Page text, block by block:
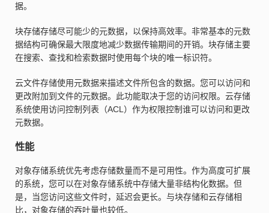
据。
块存储存储尽可能少的元数据，以保持高效率。非常基本的元数
据结构可确保最大限度地减少数据传输期间的开销。块存储主要
在搜索、查找和检索数据时使用每个块的唯一标识符。
云文件存储使用元数据来描述文件所包含的数据。您可以访问和
更改附加到文件的元数据。此功能取决于您的访问权限。云存储
系统使用访问控制列表（ACL）作为权限控制谁可以访问和更改
元数据。
性能
对象存储系统优先考虑存储数量而不是可用性。作为高度可扩展
的系统，您可以在对象存储系统中存储大量非结构化数据。但
是，当您访问这些文件时，延迟会更长。与块存储和云存储相
比，对象存储的吞吐量也较低。